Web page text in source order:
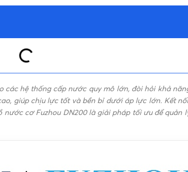
TIÊU CHUẨN
các hệ thống cấp nước quy mô lớn, đòi hỏi khả
giúp chịu lực tốt và bền bỉ dưới áp lực lớn. Kết
cơ Fuzhou DN200 là giải pháp tối ưu để quản